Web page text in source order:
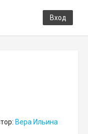
Вход
Вера Ильина